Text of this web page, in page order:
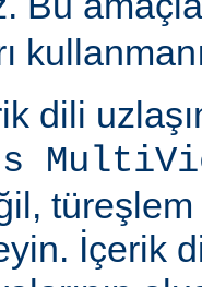
dili
İçerik